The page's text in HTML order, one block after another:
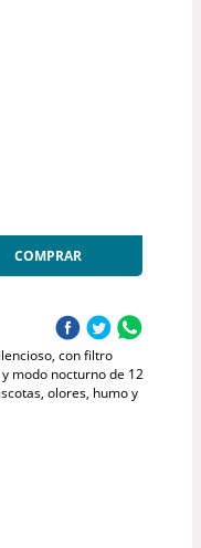
COMPRAR
con filtro
modo nocturno de 12
olores, humo y